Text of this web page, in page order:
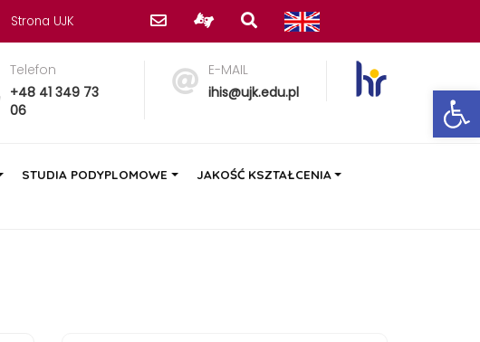
Strona UJK
Telefon
+48 41 349 73
06
E-MAIL
ihis@ujk.edu.pl
STUDIA PODYPLOMOWE
JAKOŚĆ KSZTAŁCENIA